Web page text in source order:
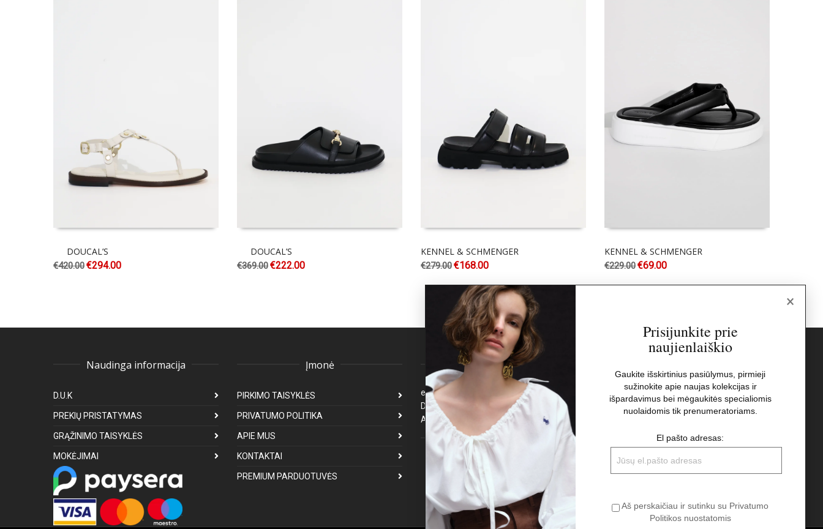
DOUCAL’S
€420.00€294.00
DOUCAL’S
€369.00€222.00
KENNEL & SCHMENGER
€279.00€168.00
KENNEL & SCHMENGER
€229.00€69.00
Naudinga informacija
D.U.K
PREKIŲ PRISTATYMAS
GRĄŽINIMO TAISYKLĖS
MOKĖJIMAI
Įmonė
PIRKIMO TAISYKLĖS
PRIVATUMO POLITIKA
APIE MUS
KONTAKTAI
PREMIUM PARDUOTUVĖS
Klientų aptarnavimas
eparduotuve@premiumfashion.lt
Darbo laikas: I-V 8:00-17:00
Atsakymas per 1-3 darbo dienas
Mus galite rasti
El pašto adresas:
Aš perskaičiau ir sutinku su Privatumo
Politikos nuostatomis
×
Prisijunkite prie
naujienlaiškio
Gaukite išskirtinius pasiūlymus, pirmieji
sužinokite apie naujas kolekcijas ir
išpardavimus bei mėgaukitės specialiomis
nuolaidomis tik prenumeratoriams.
El pašto adresas:
Aš perskaičiau ir sutinku su Privatumo
Politikos nuostatomis